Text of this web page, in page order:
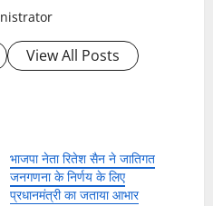
View All Posts
भाजपा नेता रितेश सैन ने जातिगत
जनगणना के निर्णय के लिए
प्रधानमंत्री का जताया आभार